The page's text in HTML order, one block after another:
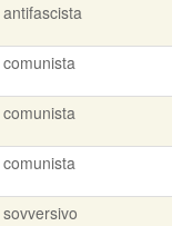
antifascista
comunista
comunista
comunista
sovversivo